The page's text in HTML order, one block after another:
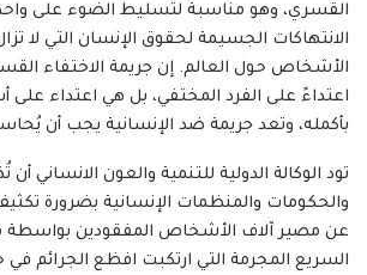
القسري، وهو مناسبة لتسليط الضوء على
الانتهاكات الجسيمة لحقوق الإنسان التي لا
الأشخاص حول العالم. إن جريمة الاختفاء
اعتداءً على الفرد المختفي، بل هي اعتداء على
بأكمله، وتعد جريمة ضد الإنسانية يجب أن
تود الوكالة الدولية للتنمية والعون الانساني أن
والحكومات والمنظمات الإنسانية بضرورة
عن مصير آلاف الأشخاص المفقودين بواسطة
السريع المجرمة التي ارتكبت افظع الجرائم